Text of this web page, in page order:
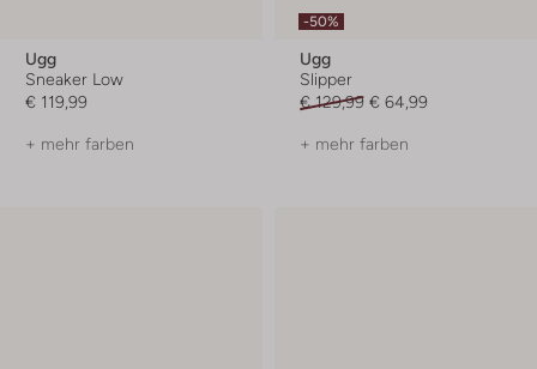
Ugg
Sneaker Low
€ 119,99
+ mehr farben
-50%
Ugg
Slipper
€ 129,99 € 64,99
+ mehr farben